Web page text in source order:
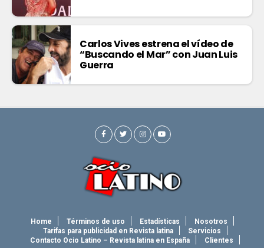
Carlos Vives estrena el vídeo de
“Buscando el Mar” con Juan Luis
Guerra
Home Términos de uso Estadísticas
Nosotros
Tarifas para publicidad en Revista latina
Servicios
Contacto Ocio Latino – Revista latina en España
Clientes